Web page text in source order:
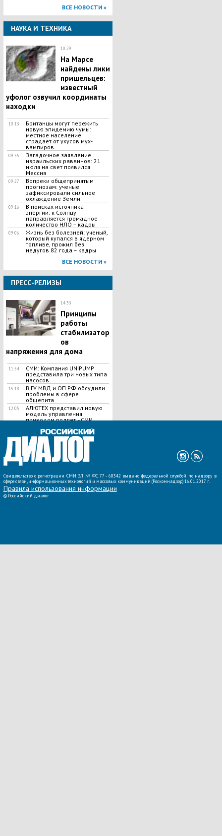
ВСЕ НОВОСТИ »
НАУКА И ТЕХНИКА
10:29
На Марсе
найдены лики
пришельцев:
известный
уфолог озвучил координаты
находки
10:13
Британцы могут пережить
новую эпидемию чумы:
местное население
страдает от укусов мух-
вампиров
09:55
Загадочное заявление
израильских раввинов: 21
июля на свет появился
Мессия
09:27
Вопреки общепринятым
прогнозам: ученые
зафиксировали сильное
охлаждение Земли
09:16
В поисках источника
энергии: к Солнцу
направляется громадное
количество НЛО – кадры
09:06
Жизнь без болезней: ученый,
который купался в ядерном
топливе, прожил без
недугов 82 года – кадры
ВСЕ НОВОСТИ »
ПРЕСС-РЕЛИЗЫ
14:33
Принципы
работы
стабилизатор
ов
напряжения для дома
11:54
СМИ: Компания UNIPUMP
представила три новых типа
насосов
15:18
В ГУ МВД и ОП РФ обсудили
проблемы в сфере
общепита
12:05
АЛЮТЕХ представил новую
модель управления
приводом роллет, - СМИ
ВСЕ НОВОСТИ »
Свидетельство о регистрации СМИ ЭЛ № ФС 77 - 68342 выдано федеральной службой по надзору в
сфере связи, информационных технологий и массовых коммуникаций (Роскомнадзор) 16.01.2017 г.
Правила использования информации
© Российский диалог